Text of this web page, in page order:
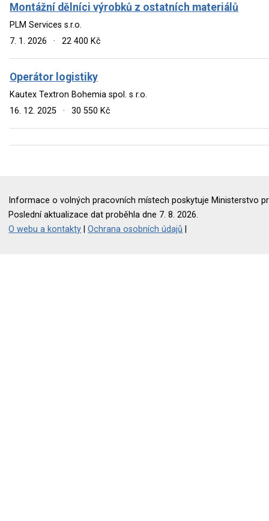
Montážní dělníci výrobků z ostatních materiálů
PLM Services s.r.o.
7. 1. 2026
· 22 400 Kč
Operátor logistiky
Kautex Textron Bohemia spol. s r.o.
16. 12. 2025
· 30 550 Kč
Informace o volných pracovních místech poskytuje Ministerstvo
Poslední aktualizace dat proběhla dne 7. 8. 2026.
O webu a kontakty |Ochrana osobních údajů